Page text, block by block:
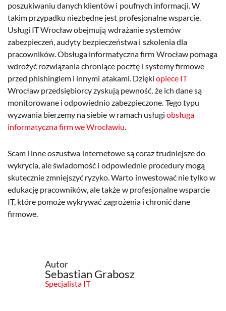
poszukiwaniu danych klientów i poufnych informacji. W
takim przypadku niezbędne jest profesjonalne wsparcie.
Usługi IT Wrocław obejmują wdrażanie systemów
zabezpieczeń, audyty bezpieczeństwa i szkolenia dla
pracowników. Obsługa informatyczna firm Wrocław pomaga
wdrożyć rozwiązania chroniące pocztę i systemy firmowe
przed phishingiem i innymi atakami. Dzięki opiece IT
Wrocław przedsiębiorcy zyskują pewność, że ich dane są
monitorowane i odpowiednio zabezpieczone. Tego typu
wyzwania bierzemy na siebie w ramach usługiobsługa
informatyczna firm we Wrocławiu.
Scam i inne oszustwa internetowe są coraz trudniejsze do
wykrycia, ale świadomość i odpowiednie procedury mogą
skutecznie zmniejszyć ryzyko. Warto inwestować nie tylko w
edukację pracowników, ale także w profesjonalne wsparcie
IT, które pomoże wykrywać zagrożenia i chronić dane
firmowe.
Autor
Sebastian Grabosz
Specjalista IT